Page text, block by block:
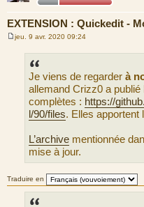
EXTENSION : Quickedit -
M
jeu. 9 avr. 2020 09:24
Je viens de regarder à
allemand Crizz0 a
complètes : https://
l/90/files. Elles apportent
L’archive mentionnée
mise à jour.
Traduire en